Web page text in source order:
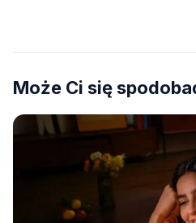
Może Ci się